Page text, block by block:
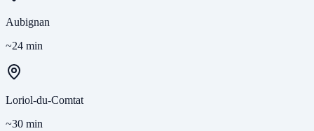
Aubignan
~24 min
Loriol-du-Comtat
~30 min